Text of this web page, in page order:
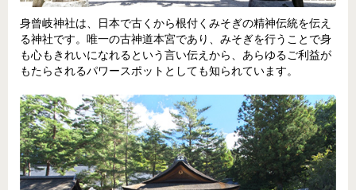
身曾岐神社は、日本で古くから根付くみそぎの精神伝統を伝え
る神社です。唯一の古神道本宮であり、みそぎを行うことで身
も心もきれいになれるという言い伝えから、あらゆるご利益が
もたらされるパワースポットとしても知られています。